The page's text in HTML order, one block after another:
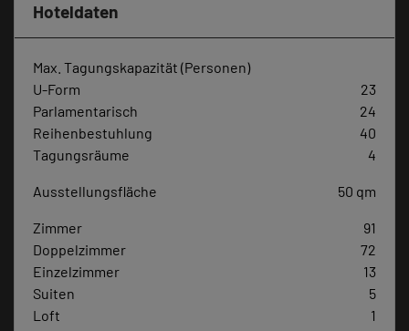
Hoteldaten
Max. Tagungskapazität (Personen)
U-Form
23
Parlamentarisch
24
Reihenbestuhlung
40
Tagungsräume
4
Ausstellungsfläche 50 qm
Zimmer
91
Doppelzimmer
72
Einzelzimmer
13
Suiten
5
Loft
1